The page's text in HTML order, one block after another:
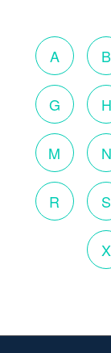
A B
G H
M N
R S
X